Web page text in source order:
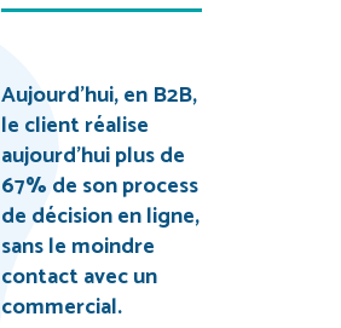
Aujourd’hui, en B2B,
le client réalise
aujourd’hui plus de
67% de son process
de décision en ligne,
sans le moindre
contact avec un
commercial.